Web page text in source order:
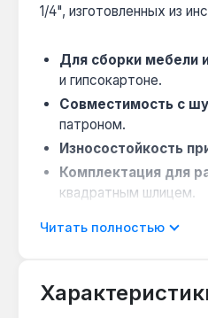
1/4", изготовленных из
Для сборки мебели
и гипсокартоне.
Совместимость с
патроном.
Износостойкость
Комплектация для
квадратным шлицем.
доступ в узкие места
Читать полностью